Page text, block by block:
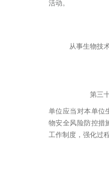
活动。
从事生物技
第三
单位应当对本单位
物安全风险防控措
工作制度，强化过